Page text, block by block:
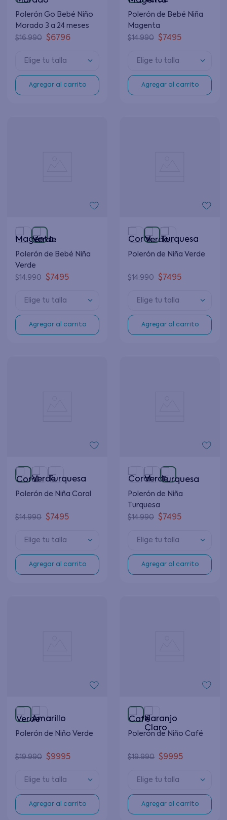
Polerón Go Bebé Niño
Morado 3 a 24 meses
$16.990 $6796
Elige tu talla
Agregar al carrito
Polerón de Bebé Niña
Magenta
$14.990 $7495
Elige tu talla
Agregar al carrito
Polerón de Bebé Niña
Verde
$14.990 $7495
Elige tu talla
Agregar al carrito
Polerón de Niña Verde
$14.990 $7495
Elige tu talla
Agregar al carrito
Polerón de Niña Coral
$14.990 $7495
Elige tu talla
Agregar al carrito
Polerón de Niña
Turquesa
$14.990 $7495
Elige tu talla
Agregar al carrito
Polerón de Niño Verde
$19.990 $9995
Elige tu talla
Agregar al carrito
Polerón de Niño Café
$19.990 $9995
Elige tu talla
Agregar al carrito